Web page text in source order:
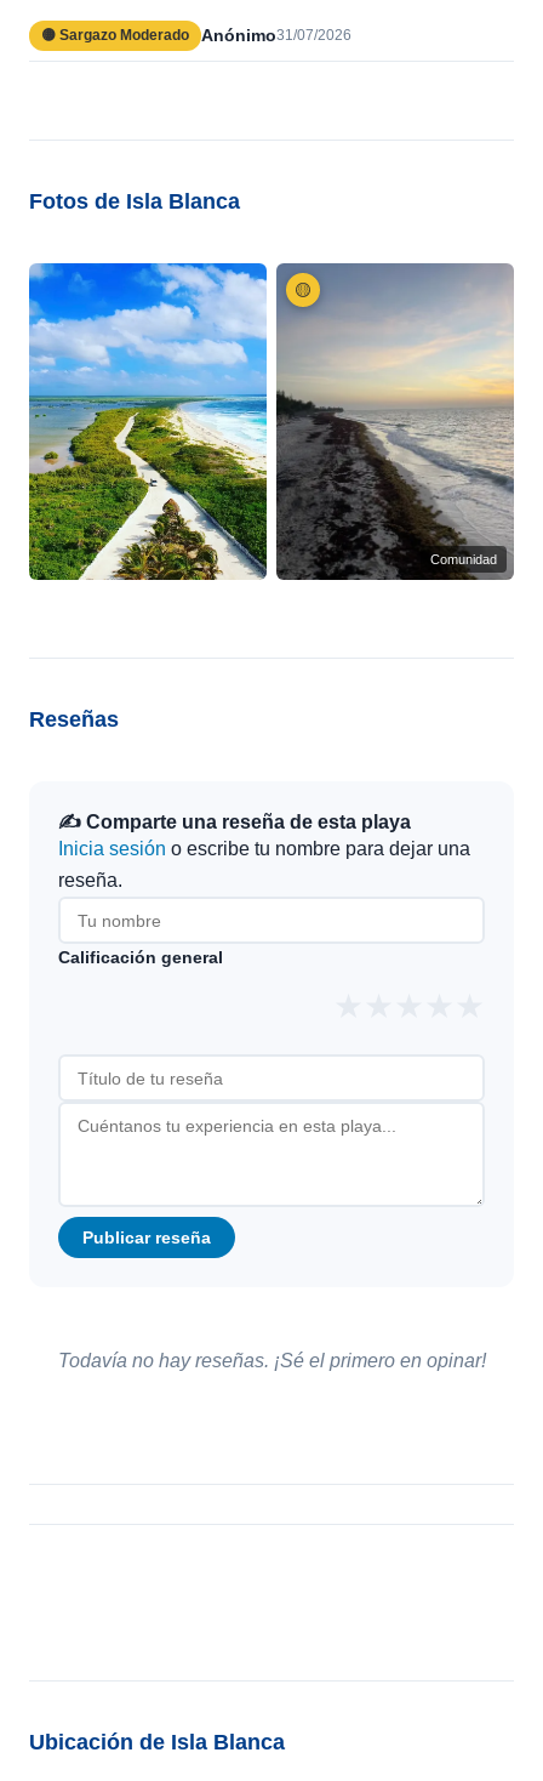
🟡 Sargazo Moderado Anónimo31/07/2026
Fotos de Isla Blanca
🟡
Comunidad
Reseñas
✍️ Comparte una reseña de esta playa
Inicia sesión o escribe tu nombre para dejar una
reseña.
Calificación general
Publicar reseña
Todavía no hay reseñas. ¡Sé el primero en opinar!
Ubicación de Isla Blanca